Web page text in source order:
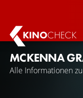
KINOCHECK
MCKENNA
Alle Informationen